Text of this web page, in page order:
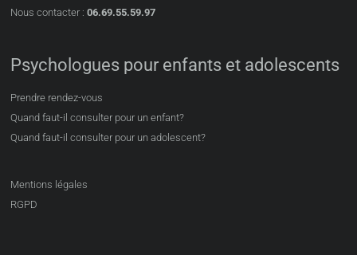
Nous contacter : 06.69.55.59.97
Psychologues pour enfants et adolescents
Prendre rendez-vous
Quand faut-il consulter pour un enfant?
Quand faut-il consulter pour un adolescent?
Mentions légales
RGPD